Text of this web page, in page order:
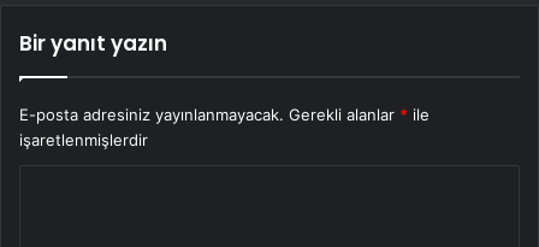
Bir yanıt yazın
E-posta adresiniz yayınlanmayacak. Gerekli alanlar * ile
işaretlenmişlerdir